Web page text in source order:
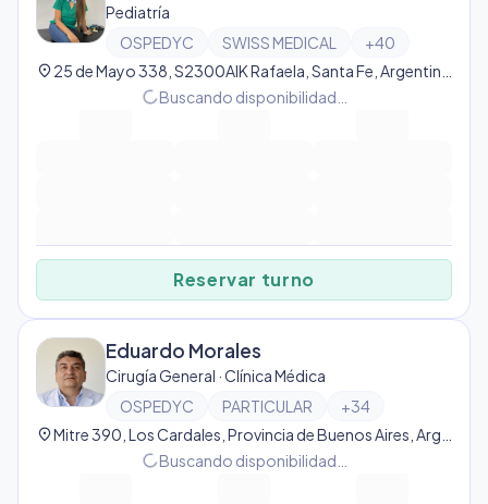
Pediatría
OSPEDYC
SWISS MEDICAL +40
location_on
progress_activityBuscando disponibilidad…
Reservar turno
Eduardo Morales
Cirugía General · Clínica Médica
OSPEDYC
PARTICULAR +34
location_on
progress_activityBuscando disponibilidad…